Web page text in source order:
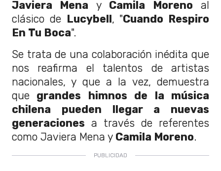
Javiera Mena y Camila Moreno al
clásico de Lucybell, "Cuando Respiro
En Tu Boca".
Se trata de una colaboración inédita que
nos reafirma el talentos de artistas
nacionales, y que a la vez, demuestra
que grandes himnos de la música
chilena pueden llegar a nuevas
generaciones a través de referentes
como Javiera Mena y Camila Moreno.